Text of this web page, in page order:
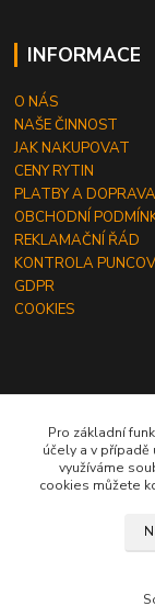
INFORMACE
O NÁS
NAŠE ČINNOST
JAK NAKUPOVAT
CENY RYTIN
PLATBY A DOPRAVA
OBCHODNÍ
REKLAMAČNÍ ŘÁD
KONTROLA
GDPR
COOKIES
JAK OBJEDNAT
JAK VYBRAT
Pro základní
účely a v
využíváme
cookies můžete